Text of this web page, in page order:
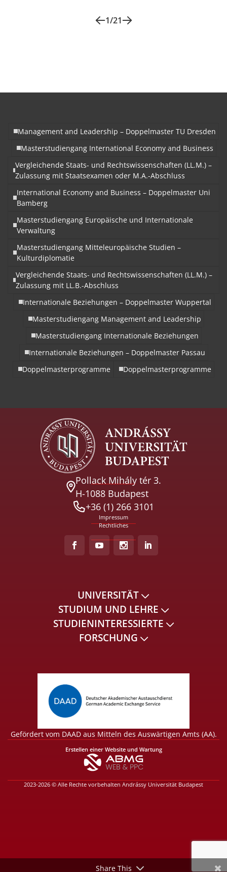
1/21
Management and Leadership – Doppelmaster TU Dresden
Masterstudiengang International Economy and Business
Vergleichende Staats- und Rechtswissenschaften (LL.M.) –
Zulassung mit Staatsexamen oder M.A.-Abschluss
International Economy and Business – Doppelmaster Uni
Bamberg
Masterstudiengang Europäische und Internationale
Verwaltung
Masterstudiengang Mitteleuropäische Studien –
Kulturdiplomatie
Vergleichende Staats- und Rechtswissenschaften (LL.M.) –
Zulassung mit LL.B.-Abschluss
Internationale Beziehungen – Doppelmaster Wuppertal
Masterstudiengang Management and Leadership
Masterstudiengang Internationale Beziehungen
Internationale Beziehungen – Doppelmaster Passau
Doppelmasterprogramme
Doppelmasterprogramme
Pollack Mihály tér 3.
H-1088 Budapest
+36 (1) 266 3101
Impressum
Rechtliches
UNIVERSITÄT
STUDIUM UND LEHRE
STUDIENINTERESSIERTE
FORSCHUNG
Gefördert vom DAAD aus Mitteln des Auswärtigen Amts (AA).
2023-2026 © Alle Rechte vorbehalten Andrássy Universität Budapest
Erstellen einer Website und Wartung
Share This